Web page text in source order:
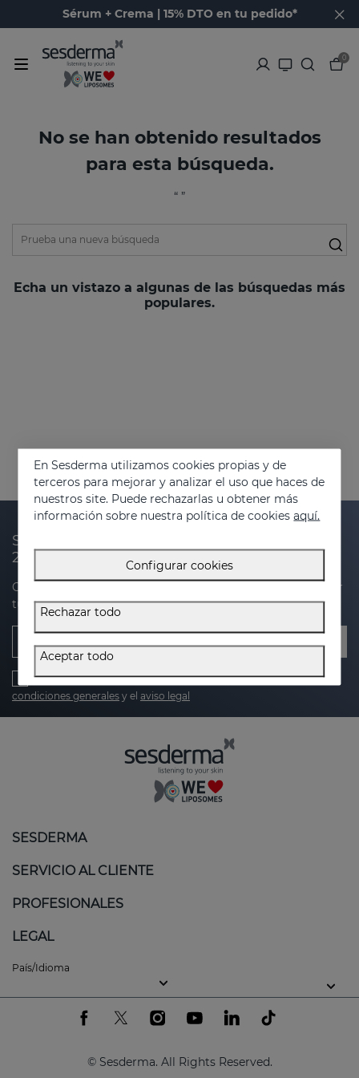
Sérum + Crema | 15% DTO en tu pedido*
0
No se han obtenido resultados
para esta búsqueda.
“ ”
Echa un vistazo a algunas de las búsquedas más
populares.
Suscríbete a nuestra newsletter y recibe un
20% de descuento en tu próxima compra
Obtén novedades, ofertas exclusivas y consejos para cuidar
tu piel.
He leído y acepto lapolítica de privacidad,política de cookies
condiciones generales y el aviso legal
SESDERMA
SERVICIO AL CLIENTE
PROFESIONALES
LEGAL
País/Idioma
© Sesderma. All Rights Reserved.
En Sesderma utilizamos cookies propias y de
terceros para mejorar y analizar el uso que haces de
nuestros site. Puede rechazarlas u obtener más
información sobre nuestra política de cookiesaquí.
Configurar cookies
Rechazar todo
Aceptar todo